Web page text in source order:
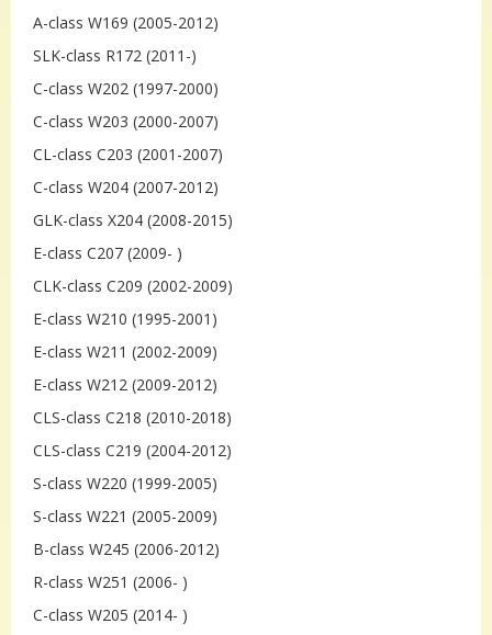
A-class W169 (2005-2012)
SLK-class R172 (2011-)
C-class W202 (1997-2000)
C-class W203 (2000-2007)
CL-class C203 (2001-2007)
C-class W204 (2007-2012)
GLK-class X204 (2008-2015)
E-class C207 (2009- )
CLK-class C209 (2002-2009)
E-class W210 (1995-2001)
E-class W211 (2002-2009)
E-class W212 (2009-2012)
CLS-class C218 (2010-2018)
CLS-class C219 (2004-2012)
S-class W220 (1999-2005)
S-class W221 (2005-2009)
B-class W245 (2006-2012)
R-class W251 (2006- )
C-class W205 (2014- )